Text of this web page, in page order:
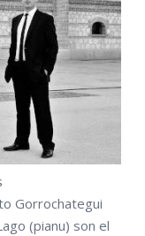
Gorrochategui
(pianu) son el